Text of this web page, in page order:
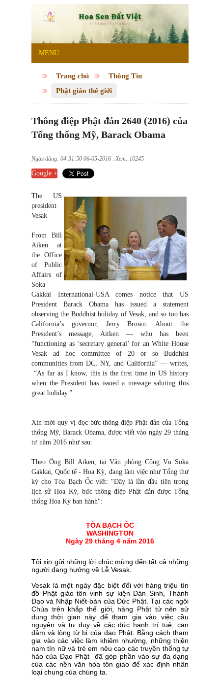
MENU
Trang chủ
Thông Tin
Phật giáo thế giới
​Thông điệp Phật đản 2640 (2016) của
Tổng thống Mỹ, Barack Obama
Ngày đăng: 04:31:50 06-05-2016 . Xem: 10245
Google +
The US
president
Vesak
From Bill
Aiken at
the Office
of Public
Affairs of
Soka
Gakkai International-USA comes notice that US
President Barack Obama has issued a statement
observing the Buddhist holiday of Vesak, and so too has
California’s governor, Jerry Brown. About the
President’s message, Aitken — who has been
“functioning as ‘secretary general’ for an White House
Vesak ad hoc committee of 20 or so Buddhist
communities from DC, NY, and California” — writes,
“As far as I know, this is the first time in US history
when the President has issued a message saluting this
great holiday.”
Xin mời quý vị đọc bức thông điệp Phật đản của Tổng
thống Mỹ, Barack Obama, được viết vào ngày 29 tháng
tư năm 2016 như sau:
Theo Ông Bill Aiken, tại Văn phòng Công Vụ Soka
Gakkai, Quốc tế - Hoa Kỳ, đang làm việc như Tổng thư
ký cho Tòa Bạch Ốc viết: "Đây là lần đầu tiên trong
lịch sử Hoa Kỳ, bức thông điệp Phật đản được Tổng
thống Hoa Kỳ ban hành":
TÒA BẠCH ỐC
WASHINGTON
Ngày 29 tháng 4 năm 2016
Tôi xin gửi những lời chúc mừng đến tất cả những
người đang hướng về Lễ Vesak.
Vesak là một ngày đặc biệt đối với hàng triệu tín
đồ Phật giáo tôn vinh sự kiện Đản Sinh, Thành
Đạo và Nhập Niết-bàn của Đức Phật. Tại các ngôi
Chùa trên khắp thế giới, hàng Phật tử nên sử
dụng thời gian này để tham gia vào việc cầu
nguyện và tư duy về các đức hạnh trí tuệ, can
đảm và lòng từ bi của đạo Phật. Bằng cách tham
gia vào các việc làm khiêm nhường, những thiện
nam tín nữ và trẻ em nêu cao các truyền thống tự
hào của Đạo Phật đã góp phần vào sự đa dạng
của các nền văn hóa tôn giáo để xác định nhân
loại chung của chúng ta.